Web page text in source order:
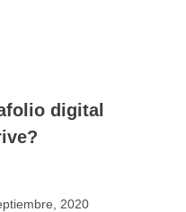
digital
2020